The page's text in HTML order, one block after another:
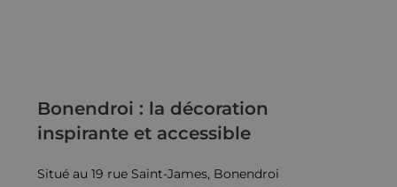
Bonendroi : la décoration
inspirante et accessible
Situé au 19 rue Saint-James, Bonendroi